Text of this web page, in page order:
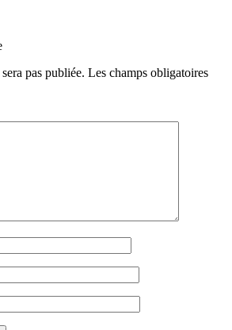
pas publiée. Les champs obligatoires